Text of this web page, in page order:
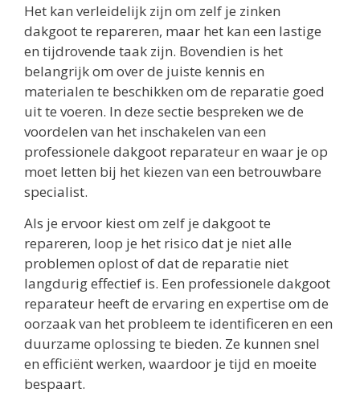
Het kan verleidelijk zijn om zelf je zinken
dakgoot te repareren, maar het kan een lastige
en tijdrovende taak zijn. Bovendien is het
belangrijk om over de juiste kennis en
materialen te beschikken om de reparatie goed
uit te voeren. In deze sectie bespreken we de
voordelen van het inschakelen van een
professionele dakgoot reparateur en waar je op
moet letten bij het kiezen van een betrouwbare
specialist.
Als je ervoor kiest om zelf je dakgoot te
repareren, loop je het risico dat je niet alle
problemen oplost of dat de reparatie niet
langdurig effectief is. Een professionele dakgoot
reparateur heeft de ervaring en expertise om de
oorzaak van het probleem te identificeren en een
duurzame oplossing te bieden. Ze kunnen snel
en efficiënt werken, waardoor je tijd en moeite
bespaart.